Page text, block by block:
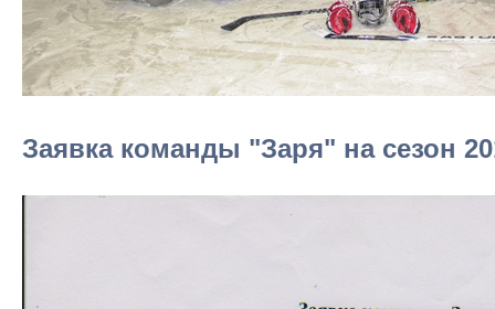
Заявка команды "Заря" на сезон